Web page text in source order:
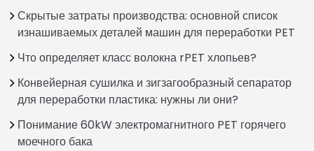
Скрытые затраты производства: основной список
изнашиваемых деталей машин для переработки PET
Что определяет класс волокна rPET хлопьев?
Конвейерная сушилка и зигзагообразный сепаратор
для переработки пластика: нужны ли они?
Понимание 60kW электромагнитного PET горячего
моечного бака